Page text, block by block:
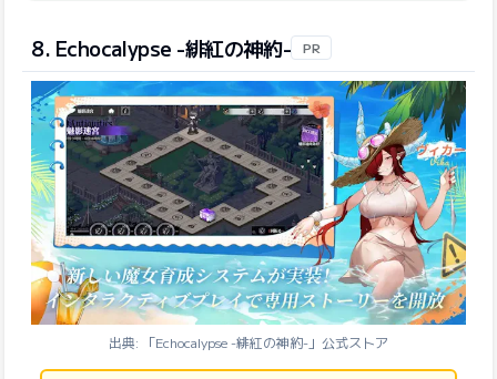
8. Echocalypse -緋紅の神約- PR
出典: 「Echocalypse -緋紅の神約-」公式ストア